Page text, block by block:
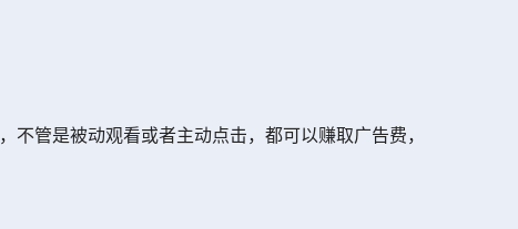
管是被动观看或者主动点击，都可以赚取广告费，